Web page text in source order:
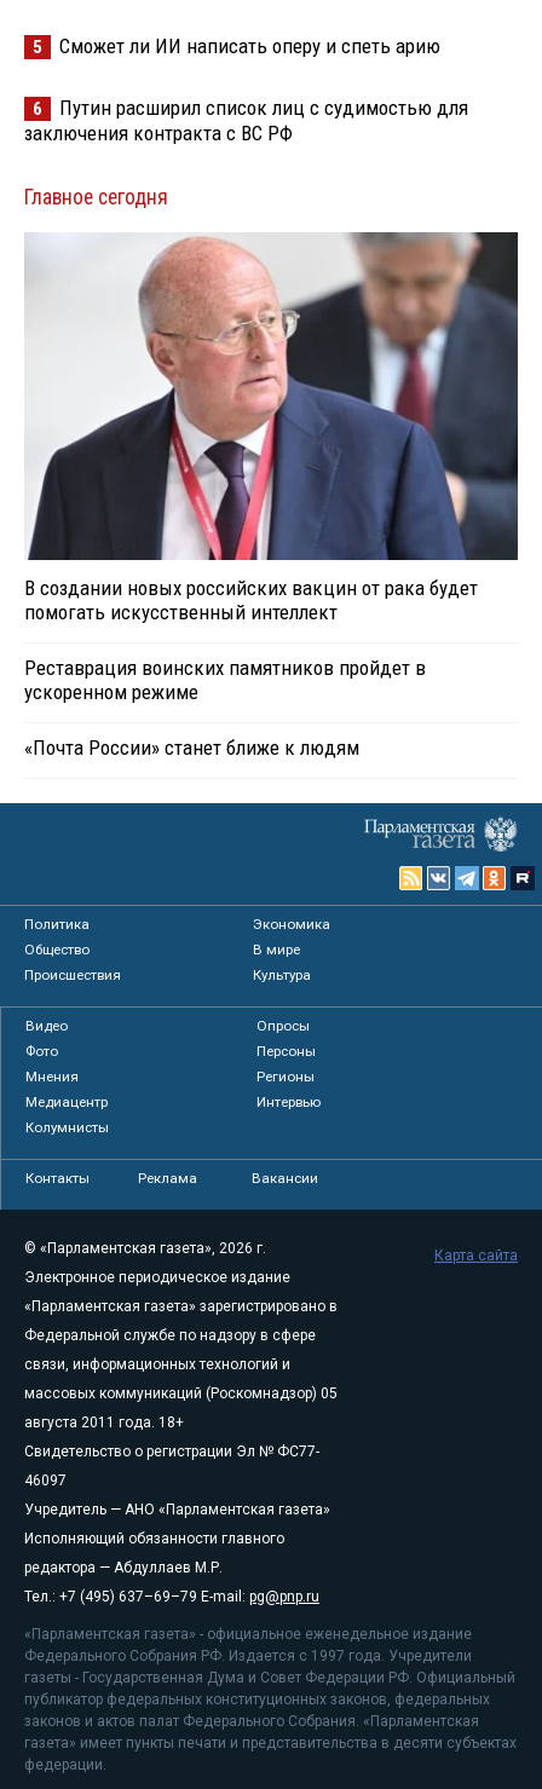
5 Сможет ли ИИ написать оперу и спеть арию
6
Путин расширил список лиц с судимостью для
заключения контракта с ВС РФ
Главное сегодня
В создании новых российских вакцин от рака будет
помогать искусственный интеллект
Реставрация воинских памятников пройдет в
ускоренном режиме
«Почта России» станет ближе к людям
Политика
Экономика
Общество
В мире
Происшествия
Культура
Видео
Опросы
Фото
Персоны
Мнения
Регионы
Медиацентр
Интервью
Колумнисты
Контакты Реклама Вакансии
© «Парламентская газета», 2026 г.
Электронное периодическое издание
«Парламентская газета» зарегистрировано в
Федеральной службе по надзору в сфере
связи, информационных технологий и
массовых коммуникаций (Роскомнадзор) 05
августа 2011 года. 18+
Свидетельство о регистрации Эл № ФС77-
46097
Учредитель — АНО «Парламентская газета»
Исполняющий обязанности главного
редактора — Абдуллаев М.Р.
Тел.: +7 (495) 637–69–79 E-mail: pg@pnp.ru
«Парламентская газета» - официальное еженедельное издание
Федерального Собрания РФ. Издается с 1997 года. Учредители
газеты - Государственная Дума и Совет Федерации РФ. Официальный
публикатор федеральных конституционных законов, федеральных
законов и актов палат Федерального Собрания. «Парламентская
газета» имеет пункты печати и представительства в десяти субъектах
федерации.
Карта сайта